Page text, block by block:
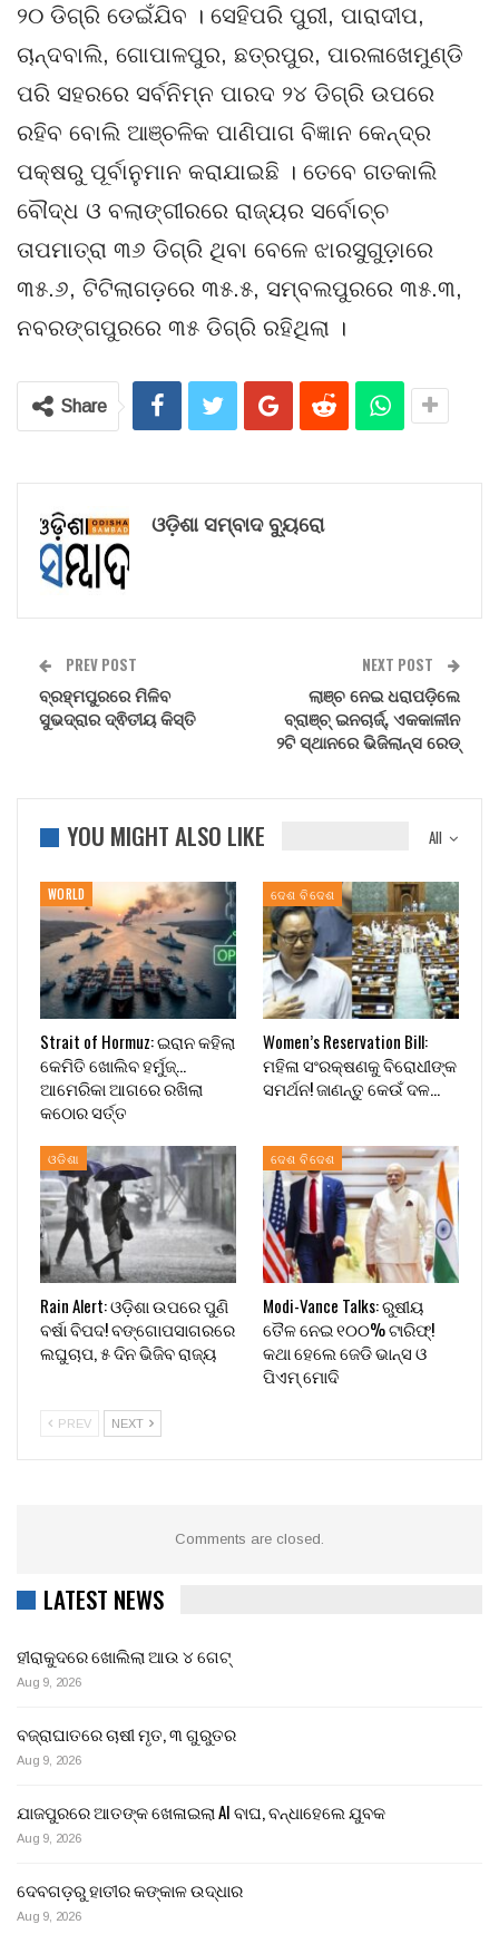
୨୦ ଡିଗ୍ରି ଡେଇଁଯିବ । ସେହିପରି ପୁରୀ, ପାରାଦୀପ,
ଚାନ୍ଦବାଲି, ଗୋପାଳପୁର, ଛତ୍ରପୁର, ପାର‌ଳାଖେମୁଣ୍ଡି
ପରି ସହରରେ ସର୍ବନିମ୍ନ ପାରଦ ୨୪ ଡିଗ୍ରି ଉପରେ
ରହିବ ବୋଲି ଆଞ୍ଚଳିକ ପାଣିପାଗ ବିଜ୍ଞାନ କେନ୍ଦ୍ର
ପକ୍ଷରୁ ପୂର୍ବାନୁମାନ କରାଯାଇଛି । ତେବେ ଗତକାଲି
ବୌଦ୍ଧ ଓ ବଲାଙ୍ଗୀରରେ ରାଜ୍ୟର ସର୍ବୋଚ୍ଚ
ତାପମାତ୍ରା ୩୬ ଡିଗ୍ରି ଥିବା ବେଳେ ଝାରସୁଗୁଡ଼ାରେ
୩୫.୬, ଟିଟିଲାଗଡ଼ରେ ୩୫.୫, ସମ୍ବଲପୁରରେ ୩୫.୩,
ନବରଙ୍ଗପୁରରେ ୩୫ ଡିଗ୍ରି ରହିଥିଲା ।
Share
ଓଡ଼ିଶା ସମ୍ବାଦ ବ୍ୟୁରୋ
PREV POST
ବ୍ରହ୍ମପୁରରେ ମିଳିବ
ସୁଭଦ୍ରାର ଦ୍ଵିତୀୟ କିସ୍ତି
NEXT POST
ଲାଞ୍ଚ ନେଇ ଧରାପଡ଼ିଲେ
ବ୍ରାଞ୍ଚ୍‌ ଇନଚାର୍ଜ୍‌, ଏକକାଳୀନ
୨ଟି ସ୍ଥାନରେ ଭିଜିଲାନ୍ସ ରେଡ୍
All
YOU MIGHT ALSO LIKE
WORLD
Strait of Hormuz: ଇରାନ କହିଲା
କେମିତି ଖୋଲିବ ହର୍ମୁଜ୍…
ଆମେରିକା ଆଗରେ ରଖିଲା
କଠୋର ସର୍ତ୍ତ
ଦେଶ ବିଦେଶ
Women’s Reservation Bill:
ମହିଳା ସଂରକ୍ଷଣକୁ ବିରୋଧୀଙ୍କ
ସମର୍ଥନ! ଜାଣନ୍ତୁ କେଉଁ ଦଳ…
ଓଡିଶା
Rain Alert: ଓଡ଼ିଶା ଉପରେ ପୁଣି
ବର୍ଷା ବିପଦ! ବଙ୍ଗୋପସାଗରରେ
ଲଘୁଚାପ, ୫ ଦିନ ଭିଜିବ ରାଜ୍ୟ
ଦେଶ ବିଦେଶ
Modi-Vance Talks: ରୁଷୀୟ
ତୈଳ ନେଇ ୧୦୦% ଟାରିଫ୍!
କଥା ହେଲେ ଜେଡି ଭାନ୍ସ ଓ
ପିଏମ୍ ମୋଦି
PREV NEXT
Comments are closed.
LATEST NEWS
ହୀରାକୁଦରେ ଖୋଲିଲା ଆଉ ୪ ଗେଟ୍
Aug 9, 2026
ବଜ୍ରାଘାତରେ ଚାଷୀ ମୃତ, ୩ ଗୁରୁତର
Aug 9, 2026
ଯାଜପୁରରେ ଆତଙ୍କ ଖେଳାଇଲା AI ବାଘ, ବନ୍ଧାହେଲେ ଯୁବକ
Aug 9, 2026
ଦେବଗଡ଼ରୁ ହାତୀର କଙ୍କାଳ ଉଦ୍ଧାର
Aug 9, 2026